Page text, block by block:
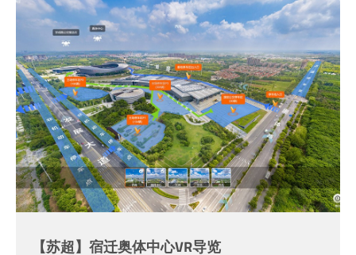
【苏超】宿迁奥体中心VR导览